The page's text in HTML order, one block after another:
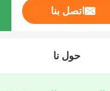
اتصل بنا
حول نا